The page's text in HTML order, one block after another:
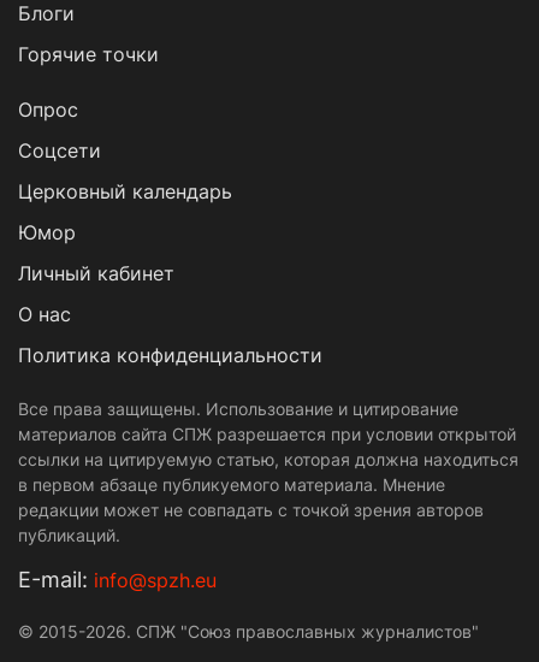
Блоги
Горячие точки
Опрос
Cоцсети
Церковный календарь
Юмор
Личный кабинет
О нас
Политика конфиденциальности
Все права защищены. Использование и цитирование
материалов сайта СПЖ разрешается при условии открытой
ссылки на цитируемую статью, которая должна находиться
в первом абзаце публикуемого материала. Мнение
редакции может не совпадать с точкой зрения авторов
публикаций.
Е-mail: info@spzh.eu
© 2015-2026. СПЖ "Союз православных журналистов"